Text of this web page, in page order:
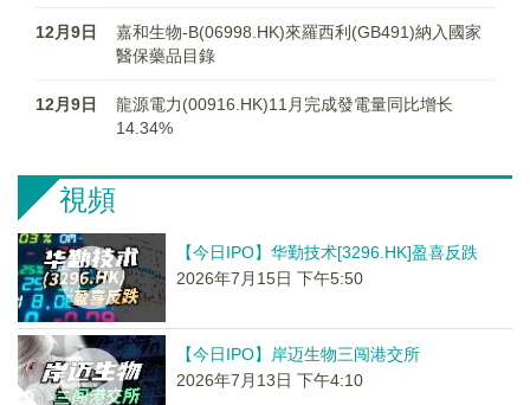
12月9日
嘉和生物-B(06998.HK)來羅西利(GB491)納入國家
醫保藥品目錄
12月9日
龍源電力(00916.HK)11月完成發電量同比增长
14.34%
視頻
【今日IPO】华勤技术[3296.HK]盈喜反跌
2026年7月15日 下午5:50
【今日IPO】岸迈生物三闯港交所
2026年7月13日 下午4:10